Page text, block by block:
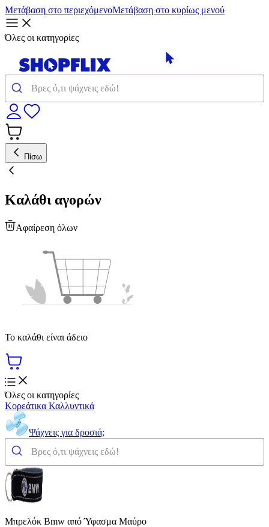
Μετάβαση στο περιεχόμενοΜετάβαση στο κυρίως μενού
Όλες οι κατηγορίες
Πίσω
Καλάθι αγορών
Αφαίρεση όλων
Το καλάθι είναι άδειο
Όλες οι κατηγορίες
Κορεάτικα Καλλυντικά
Ψάχνεις για δροσιά;
Μπρελόκ Bmw από Ύφασμα Μαύρο